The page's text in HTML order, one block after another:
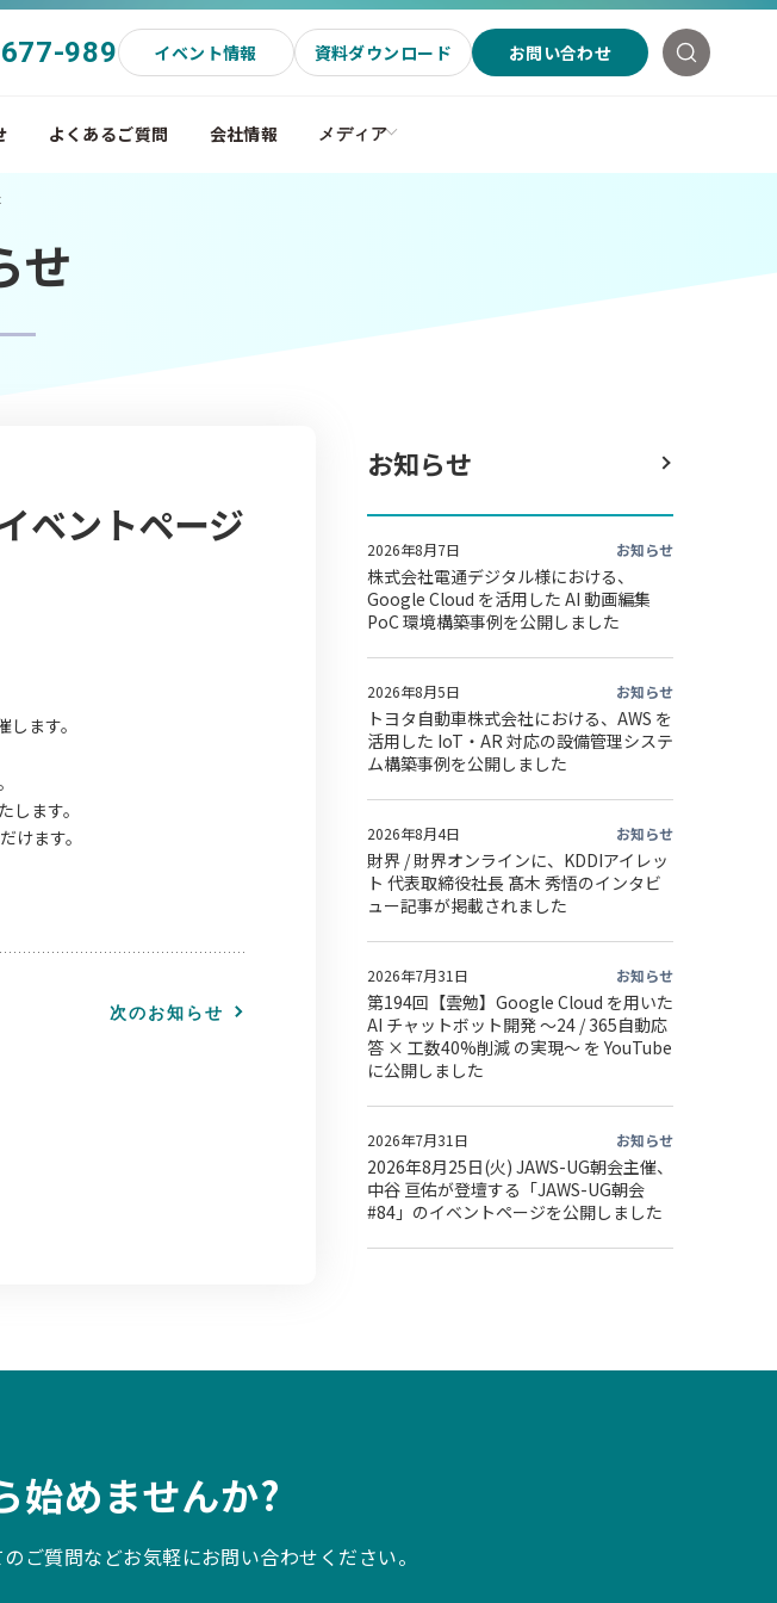
989 イベント情報 資料ダウンロード お問い合わせ
よくあるご質問 会社情報 メディア
せ
ベントページ
ます。
ます。
けます。
次のお知らせ
お知らせ
2026年8月7日 お知らせ
株式会社電通デジタル様における、
Google Cloud を活用した AI 動画編集
PoC 環境構築事例を公開しました
2026年8月5日 お知らせ
トヨタ自動車株式会社における、AWS を
活用した IoT・AR 対応の設備管理システ
ム構築事例を公開しました
2026年8月4日 お知らせ
財界 / 財界オンラインに、KDDIアイレッ
ト 代表取締役社長 髙木 秀悟のインタビ
ュー記事が掲載されました
2026年7月31日 お知らせ
第194回【雲勉】Google Cloud を用いた
AI チャットボット開発 〜24 / 365自動応
答 × 工数40%削減 の実現〜 を YouTube
に公開しました
2026年7月31日 お知らせ
2026年8月25日(火) JAWS-UG朝会主催、
中谷 亘佑が登壇する「JAWS-UG朝会
#84」のイベントページを公開しました
始めませんか?
ご質問などお気軽にお問い合わせください。